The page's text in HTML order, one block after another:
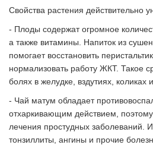
Свойства растения действительно
- Плоды содержат огромное
а также витамины. Напиток из
помогает восстановить
нормализовать работу ЖКТ. Такое
болях в желудке, вздутиях, коликах
- Чай матум обладает
отхаркивающим действием,
лечения простудных заболеваний.
тонзиллиты, ангины и прочие